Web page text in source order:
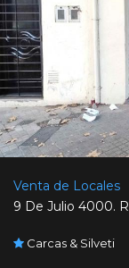
Venta de Locales
9 De Julio 4000.
Carcas & Silveti